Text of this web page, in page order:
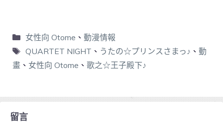
女性向 Otome 、 動漫情報
QUARTET NIGHT 、 うたの☆プリンスさまっ♪ 、 動
畫 、 女性向 Otome 、 歌之☆王子殿下♪
留言